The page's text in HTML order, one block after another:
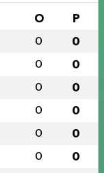
O P
0 0
0 0
0 0
0 0
0 0
0 0